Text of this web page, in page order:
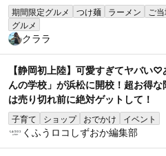
期間限定グルメ つけ麺 ラーメン
ご
グルメ
クララ
【静岡初上陸】可愛すぎてヤバい
んの学校」が浜松に開校！超お得
は売り切れ前に絶対ゲットして！
子育て ショップ おでかけ イベント
くふうロコしずおか編集部